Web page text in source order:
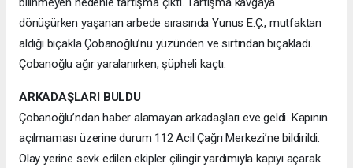
dönüşürken yaşanan arbede sırasında Yunus E.Ç., mutfaktan
aldığı bıçakla Çobanoğlu’nu yüzünden ve sırtından bıçakladı.
Çobanoğlu ağır yaralanırken, şüpheli kaçtı.
ARKADAŞLARI BULDU
Çobanoğlu’ndan haber alamayan arkadaşları eve geldi. Kapının
açılmaması üzerine durum 112 Acil Çağrı Merkezi’ne bildirildi.
Olay yerine sevk edilen ekipler çilingir yardımıyla kapıyı açarak